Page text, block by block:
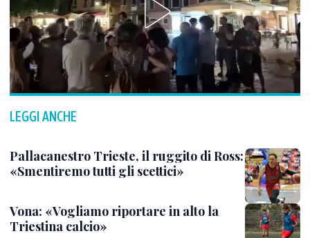
LEGGI ANCHE
Pallacanestro Trieste, il ruggito di Ross:
«Smentiremo tutti gli scettici»
Vona: «Vogliamo riportare in alto la
Triestina calcio»